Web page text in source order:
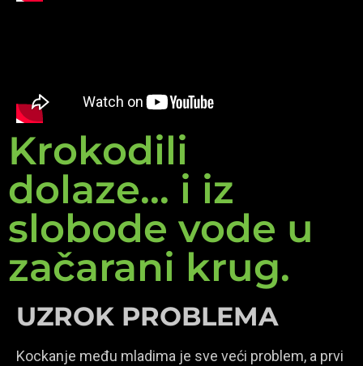
Krokodili
dolaze... i iz
slobode vode u
začarani krug.
UZROK PROBLEMA
Kockanje među mladima je sve veći problem, a prvi